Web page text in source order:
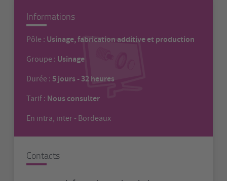
Informations
Pôle : Usinage, fabrication additive et production
Groupe : Usinage
Durée : 5 jours - 32 heures
Tarif : Nous consulter
En intra, inter - Bordeaux
Contacts